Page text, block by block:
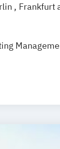
Frankfurt